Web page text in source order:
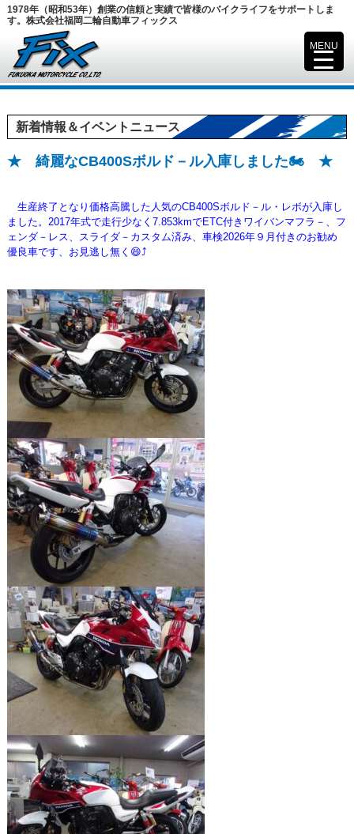
1978年（昭和53年）創業の信頼と実績で皆様のバイクライフをサポートしま
す。株式会社福岡二輪自動車フィックス
新着情報＆イベントニュース
★ 綺麗なCB400Sボルド－ル入庫しました🏍️ ★
生産終了となり価格高騰した人気のCB400Sボルド－ル・レボが入庫し
ました。2017年式で走行少なく7.853kmでETC付きワイバンマフラ－、フ
ェンダ－レス、スライダ－カスタム済み、車検2026年９月付きのお勧め
優良車です、お見逃し無く😄⤴️
MENU
▼